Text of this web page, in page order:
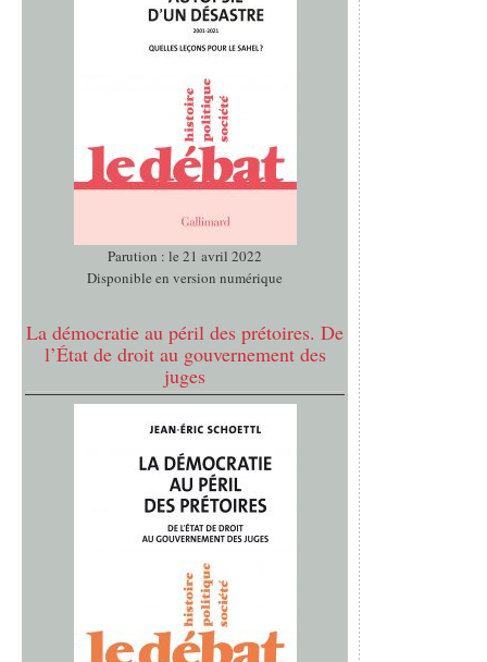
Parution : le 21 avril 2022
Disponible en version numérique
La démocratie au péril des prétoires. De
l’État de droit au gouvernement des
juges